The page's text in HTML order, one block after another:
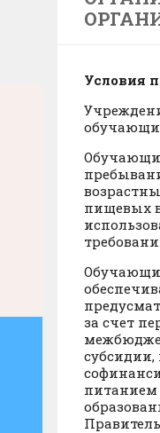
Условия
пищевых
за счет
питанием